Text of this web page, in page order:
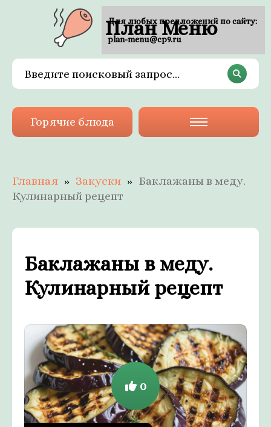
План Меню
Горячие блюда
Главная Закуски
Баклажаны в меду.
Кулинарный рецепт
Баклажаны в меду.
Кулинарный рецепт
0
Для любых предложений по сайту:
plan-menu@cp9.ru